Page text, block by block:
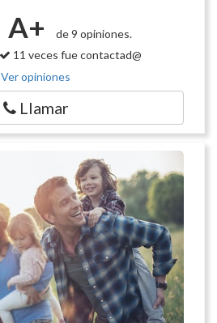
A+
de 9 opiniones.
11 veces fue contactad@
Ver opiniones
Llamar